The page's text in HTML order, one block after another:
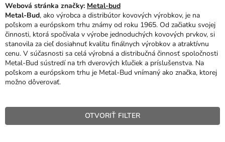
Webová stránka značky: Metal-bud
Metal-Bud, ako výrobca a distribútor kovových výrobkov, je na
poľskom a európskom trhu známy od roku 1965. Od začiatku svojej
činnosti, ktorá spočívala v výrobe jednoduchých kovových prvkov, si
stanovila za cieľ dosiahnuť kvalitu finálnych výrobkov a atraktívnu
cenu. V súčasnosti sa celá výrobná a distribučná činnosť spoločnosti
Metal-Bud sústredí na trh dverových kľučiek a príslušenstva. Na
poľskom a európskom trhu je Metal-Bud vnímaný ako značka, ktorej
možno dôverovať.
OTVORIŤ FILTER